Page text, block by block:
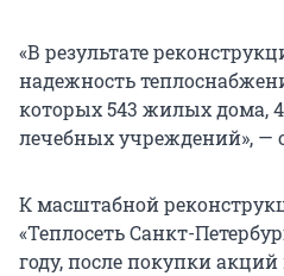
«В результате
надежность
которых 543 жилых дома,
лечебных учреждений»,
К масштабной
«Теплосеть Санкт-
году, после покупки